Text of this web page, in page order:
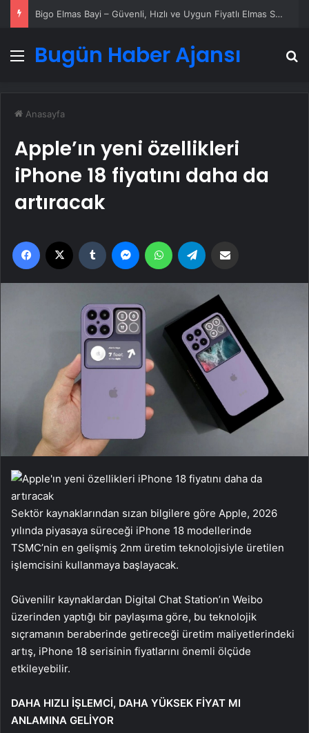
Bigo Elmas Bayi – Güvenli, Hızlı ve Uygun Fiyatlı Elmas Satın Almanın Yeni Adresi
Menü
Bugün Haber Ajansı
Anasayfa
Apple’ın yeni özellikleri
iPhone 18 fiyatını daha da
artıracak
Facebook Tumblr MessengerWhatsApp
Sektör kaynaklarından sızan bilgilere göre Apple, 2026
yılında piyasaya süreceği iPhone 18 modellerinde
TSMC’nin en gelişmiş 2nm üretim teknolojisiyle üretilen
işlemcisini kullanmaya başlayacak.
Güvenilir kaynaklardan Digital Chat Station’ın Weibo
üzerinden yaptığı bir paylaşıma göre, bu teknolojik
sıçramanın beraberinde getireceği üretim maliyetlerindeki
artış, iPhone 18 serisinin fiyatlarını önemli ölçüde
etkileyebilir.
DAHA HIZLI İŞLEMCİ, DAHA YÜKSEK FİYAT MI
ANLAMINA GELİYOR